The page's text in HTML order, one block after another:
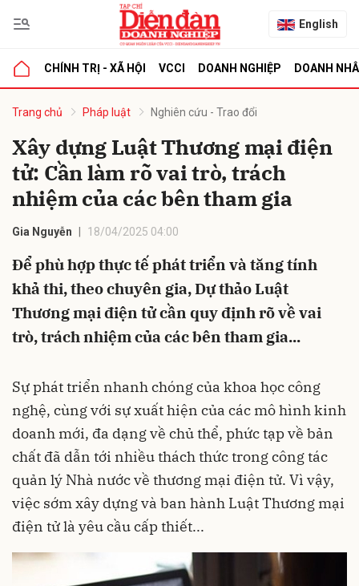
English
CHÍNH TRỊ - XÃ HỘI VCCI DOANH NGHIỆP DOANH
Trang chủ Pháp luật Nghiên cứu - Trao đổi
Xây dựng Luật Thương mại điện
tử: Cần làm rõ vai trò, trách
nhiệm của các bên tham gia
Gia Nguyễn 18/04/2025 04:00
Để phù hợp thực tế phát triển và tăng tính
khả thi, theo chuyên gia, Dự thảo Luật
Thương mại điện tử cần quy định rõ về vai
trò, trách nhiệm của các bên tham gia...
Sự phát triển nhanh chóng của khoa học công
nghệ, cùng với sự xuất hiện của các mô hình kinh
doanh mới, đa dạng về chủ thể, phức tạp về bản
chất đã dẫn tới nhiều thách thức trong công tác
quản lý Nhà nước về thương mại điện tử. Vì vậy,
việc sớm xây dựng và ban hành Luật Thương mại
điện tử là yêu cầu cấp thiết...
luận
Hủy